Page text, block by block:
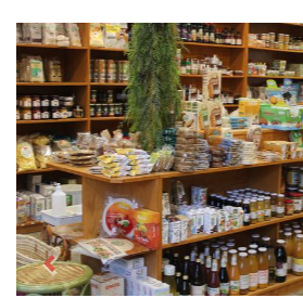
Previous